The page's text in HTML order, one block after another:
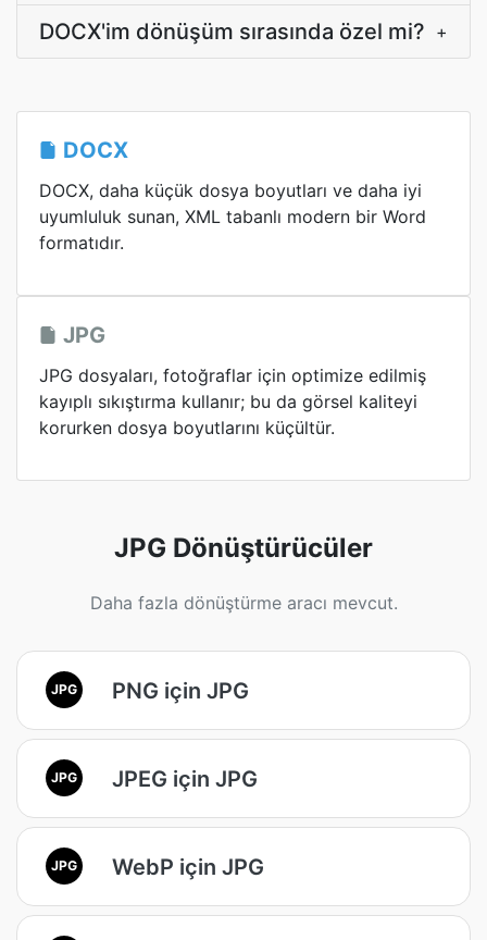
DOCX'im dönüşüm sırasında özel mi? +
DOCX
DOCX, daha küçük dosya boyutları ve daha iyi
uyumluluk sunan, XML tabanlı modern bir Word
formatıdır.
JPG
JPG dosyaları, fotoğraflar için optimize edilmiş
kayıplı sıkıştırma kullanır; bu da görsel kaliteyi
korurken dosya boyutlarını küçültür.
JPG Dönüştürücüler
Daha fazla dönüştürme aracı mevcut.
JPG PNG için JPG
JPG JPEG için JPG
JPG WebP için JPG